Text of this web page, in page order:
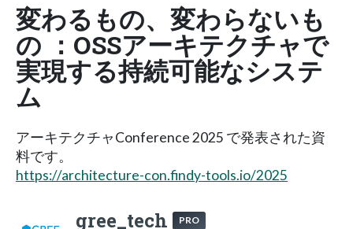
変わるもの、変わらないも
の ：OSSアーキテクチャで
実現する持続可能なシステ
ム
アーキテクチャConference 2025 で発表された資
料です。
https://architecture-con.findy-tools.io/2025
gree_tech PRO